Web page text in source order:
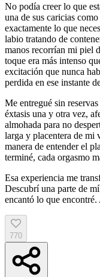
No podía creer lo que
una de sus caricias
exactamente lo que
labio tratando de
manos recorrían mi piel
toque era más intenso
excitación que nunca
perdida en ese instante
Me entregué sin
éxtasis una y otra vez,
almohada para no
larga y placentera de mi
manera de entender el
terminé, cada orgasmo
Esa experiencia me
Descubrí una parte de
encantó lo que
770